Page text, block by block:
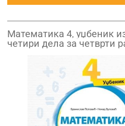
Математика 4, уџбеник
четири дела за четврти